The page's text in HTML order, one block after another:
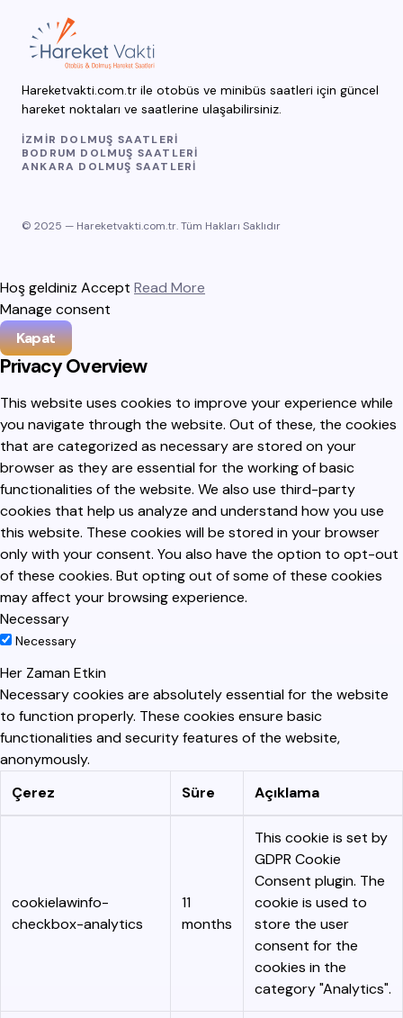
Hareketvakti.com.tr ile otobüs ve minibüs saatleri için güncel
hareket noktaları ve saatlerine ulaşabilirsiniz.
İZMIR DOLMUŞ SAATLERI
BODRUM DOLMUŞ SAATLERI
ANKARA DOLMUŞ SAATLERI
© 2025 — Hareketvakti.com.tr. Tüm Hakları Saklıdır
Hoş geldiniz Accept Read More
Manage consent
Kapat
Privacy Overview
This website uses cookies to improve your experience while
you navigate through the website. Out of these, the cookies
that are categorized as necessary are stored on your
browser as they are essential for the working of basic
functionalities of the website. We also use third-party
cookies that help us analyze and understand how you use
this website. These cookies will be stored in your browser
only with your consent. You also have the option to opt-out
of these cookies. But opting out of some of these cookies
may affect your browsing experience.
Necessary
Necessary
Her Zaman Etkin
Necessary cookies are absolutely essential for the website
to function properly. These cookies ensure basic
functionalities and security features of the website,
anonymously.
Çerez
Süre Açıklama
cookielawinfo-
checkbox-analytics
11
months
This cookie is set by
GDPR Cookie
Consent plugin. The
cookie is used to
store the user
consent for the
cookies in the
category "Analytics".